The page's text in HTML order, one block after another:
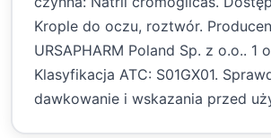
Krople do oczu, roztwór.
URSAPHARM Poland Sp. z o.o.. 1
Klasyfikacja ATC: S01GX01.
dawkowanie i wskazania przed